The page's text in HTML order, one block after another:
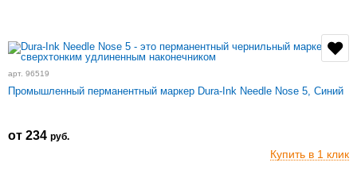
арт. 96519
Промышленный перманентный маркер Dura-Ink Needle Nose 5, Синий
от 234 руб.
Купить в 1 клик